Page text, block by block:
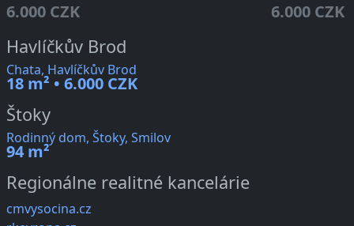
6.000 CZK 6.000 CZK
Havlíčkův Brod
Chata, Havlíčkův Brod
18 m² • 6.000 CZK
Štoky
Rodinný dom, Štoky, Smilov
94 m²
Regionálne realitné kancelárie
cmvysocina.cz